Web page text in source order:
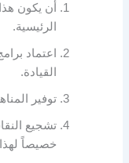
أن يكون
الرئيسية.
اعتماد
القيادة.
توفير
تشجيع
خصيصاً لهذا